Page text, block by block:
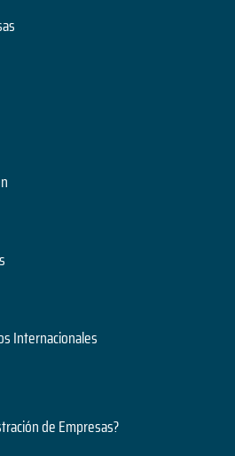
Internacionales
de Empresas?